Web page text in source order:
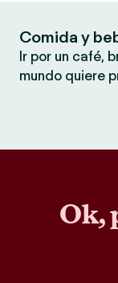
Comida y
Ir por un café,
mundo quiere
Ok,